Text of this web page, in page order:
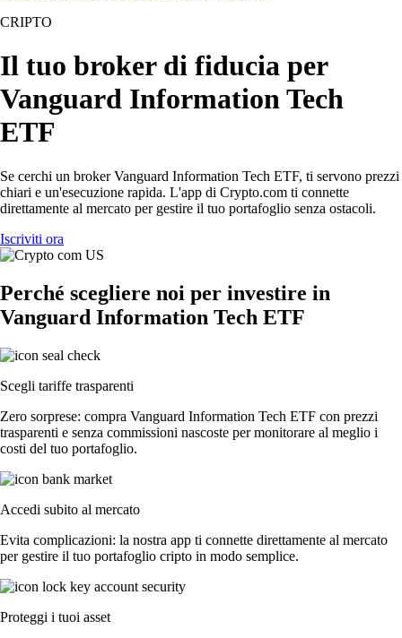
CRIPTO
Il tuo broker di fiducia per
Vanguard Information Tech
ETF
Se cerchi un broker Vanguard Information Tech ETF, ti servono prezzi
chiari e un'esecuzione rapida. L'app di Crypto.com ti connette
direttamente al mercato per gestire il tuo portafoglio senza ostacoli.
Iscriviti ora
Perché scegliere noi per investire in
Vanguard Information Tech ETF
Scegli tariffe trasparenti
Zero sorprese: compra Vanguard Information Tech ETF con prezzi
trasparenti e senza commissioni nascoste per monitorare al meglio i
costi del tuo portafoglio.
Accedi subito al mercato
Evita complicazioni: la nostra app ti connette direttamente al mercato
per gestire il tuo portafoglio cripto in modo semplice.
Proteggi i tuoi asset